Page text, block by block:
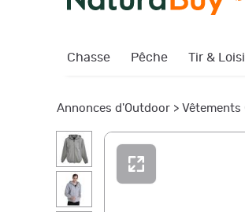
Chasse Pêche Tir &
Annonces d'Outdoor > Vêtements